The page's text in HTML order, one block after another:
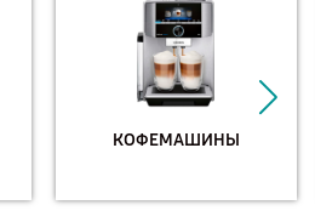
КОФЕМАШИНЫ